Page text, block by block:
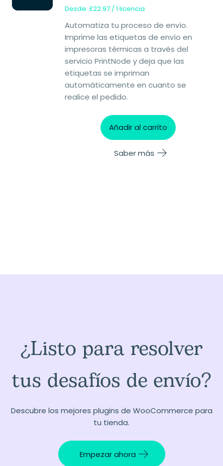
Desde: £22.97 / 1 licencia
Automatiza tu proceso de envío.
Imprime las etiquetas de envío en
impresoras térmicas a través del
servicio PrintNode y deja que las
etiquetas se impriman
automáticamente en cuanto se
realice el pedido.
Añadir al carrito
Saber más
¿Listo para resolver
tus desafíos de envío?
Descubre los mejores plugins de WooCommerce para
tu tienda.
Empezar ahora